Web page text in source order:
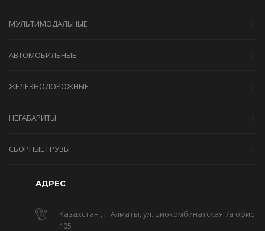
МУЛЬТИМОДАЛЬНЫЕ
АВТОМОБИЛЬНЫЕ
ЖЕЛЕЗНОДОРОЖНЫЕ
НЕГАБАРИТЫ
СБОРНЫЕ ГРУЗЫ
АДРЕС
Казахстан , г. Алматы, ул. Биокомбинатская 7а офис
105